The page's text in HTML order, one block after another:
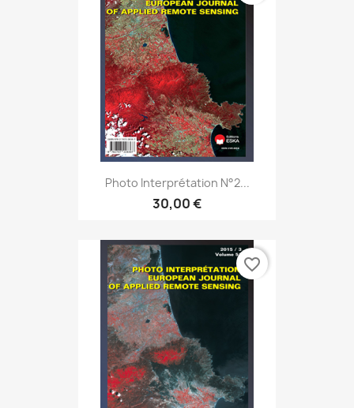
Photo Interprétation N°2...
30,00 €
favorite_border